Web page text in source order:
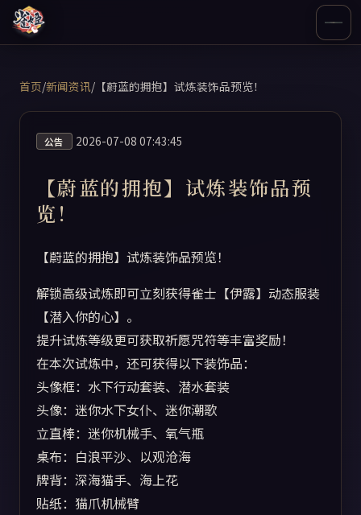
首页/新闻资讯/ 【蔚蓝的拥抱】试炼装饰品预览！
公告 2026-07-08 07:43:45
【蔚蓝的拥抱】试炼装饰品预
览！
【蔚蓝的拥抱】试炼装饰品预览！
解锁高级试炼即可立刻获得雀士【伊露】动态服装
【潜入你的心】。
提升试炼等级更可获取祈愿咒符等丰富奖励！
在本次试炼中，还可获得以下装饰品：
头像框：水下行动套装、潜水套装
头像：迷你水下女仆、迷你潮歌
立直棒：迷你机械手、氧气瓶
桌布：白浪平沙、以观沧海
牌背：深海猫手、海上花
贴纸：猫爪机械臂